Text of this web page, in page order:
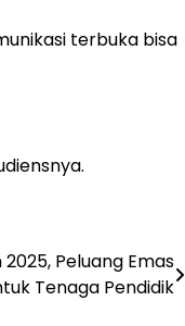
terbuka bisa
Peluang Emas
Tenaga Pendidik